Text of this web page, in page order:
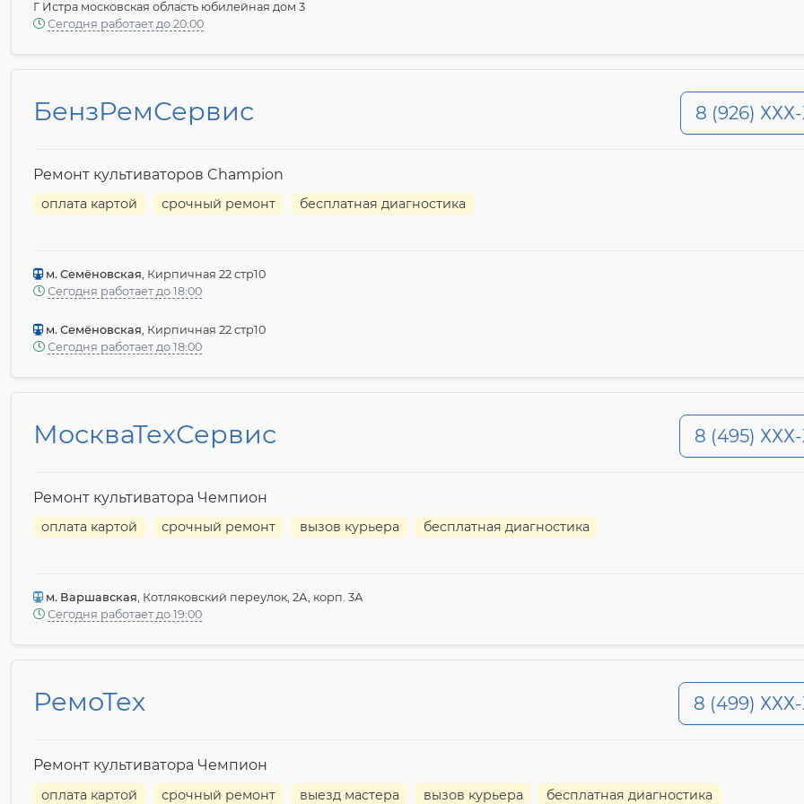
Г Истра московская область юбилейная дом 3
Сегодня работает до 20:00
БензРемСервис 8 (926)
Ремонт культиваторов Champion
оплата картой срочный ремонт бесплатная диагностика
м. Семёновская, Кирпичная 22 стр10
Сегодня работает до 18:00
м. Семёновская, Кирпичная 22 стр10
Сегодня работает до 18:00
МоскваТехСервис 8 (495) ХХХ-
Ремонт культиватора Чемпион
оплата картой срочный ремонт вызов курьера бесплатная диагностика
м. Варшавская, Котляковский переулок, 2А, корп. 3А
Сегодня работает до 19:00
РемоТех 8 (499) ХХХ-
Ремонт культиватора Чемпион
оплата картой срочный ремонт выезд мастера вызов курьера бесплатная диагностика